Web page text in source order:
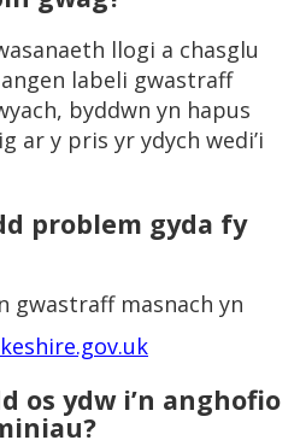
llogi a chasglu
labeli gwastraff
byddwn yn hapus
ar y pris yr ydych wedi’i
problem gyda fy
gwastraff masnach yn
os ydw i’n anghofio